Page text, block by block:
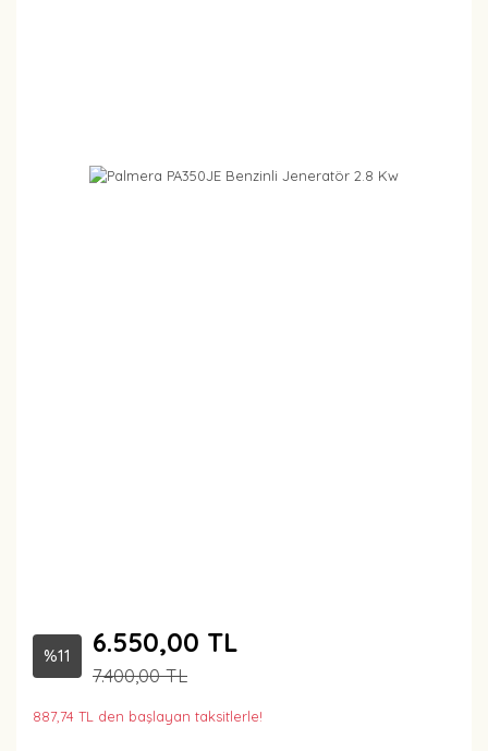
%11 6.550,00 TL
7.400,00 TL
887,74 TL den başlayan taksitlerle!